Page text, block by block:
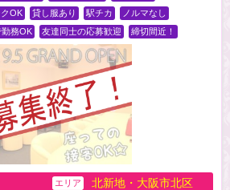
OK 貸し服あり 駅チカ
ノルマなし
務OK 友達同士の応募歓迎 締切間近！
エリア 北新地・大阪市北区